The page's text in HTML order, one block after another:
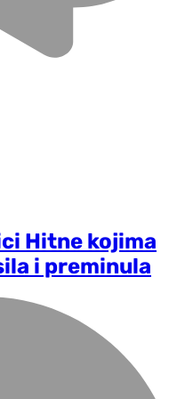
Hitne kojima
i preminula